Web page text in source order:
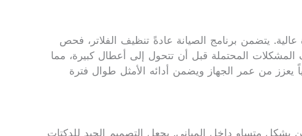
يتضمن برنامج الصيانة عادةً تنظيف الفلاتر، فحص
المحتملة قبل أن تتحول إلى أعطال كبيرة، مما
يعزز من عمر الجهاز ويضمن أدائه الأمثل طوال فترة
بشكل متساوٍ داخل المباني. يجعل التصميم الجيد للدكتات